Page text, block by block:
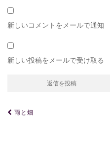
新しいコメントをメールで通知
新しい投稿をメールで受け取る
投雨と畑